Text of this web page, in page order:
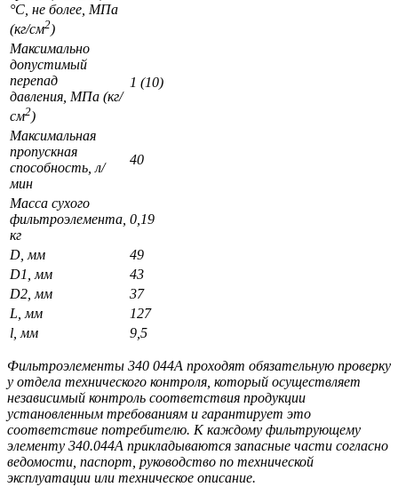
°С, не более, МПа
(кг/см2)
Максимально
допустимый
перепад
давления, МПа (кг/
см2)
1 (10)
Максимальная
пропускная
способность, л/
мин
40
Масса сухого
фильтроэлемента,
кг
0,19
D, мм
49
D1, мм
43
D2, мм
37
L, мм
127
l, мм
9,5
Фильтроэлементы 340 044А проходят обязательную проверку
у отдела технического контроля, который осуществляет
независимый контроль соответствия продукции
установленным требованиям и гарантирует это
соответствие потребителю. К каждому фильтрующему
элементу 340.044А прикладываются запасные части согласно
ведомости, паспорт, руководство по технической
эксплуатации или техническое описание.